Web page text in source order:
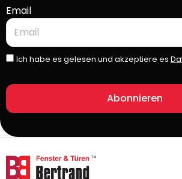
Email
Ich habe es gelesen und akzeptiere es
Abonnieren